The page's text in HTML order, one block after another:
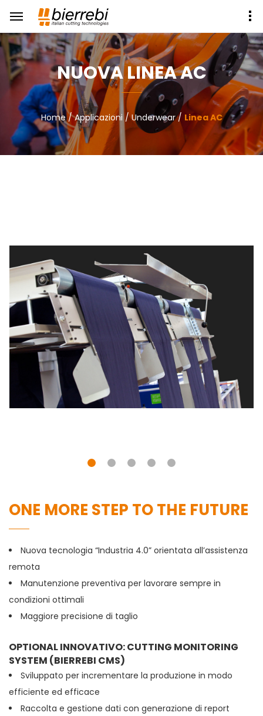
NUOVA LINEA AC
Home/Applicazioni/Underwear/ Linea AC
ONE MORE STEP TO THE FUTURE
Nuova tecnologia “Industria 4.0” orientata all’assistenza
remota
Manutenzione preventiva per lavorare sempre in
condizioni ottimali
Maggiore precisione di taglio
OPTIONAL INNOVATIVO: CUTTING MONITORING
SYSTEM (BIERREBI CMS)
Sviluppato per incrementare la produzione in modo
efficiente ed efficace
Raccolta e gestione dati con generazione di report